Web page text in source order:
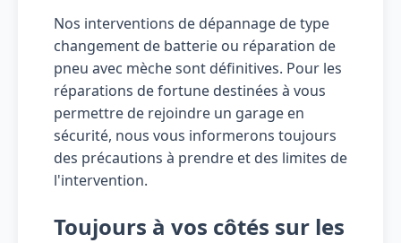
Nos interventions de dépannage de type
changement de batterie ou réparation de
pneu avec mèche sont définitives. Pour les
réparations de fortune destinées à vous
permettre de rejoindre un garage en
sécurité, nous vous informerons toujours
des précautions à prendre et des limites de
l'intervention.
Toujours à vos côtés sur les